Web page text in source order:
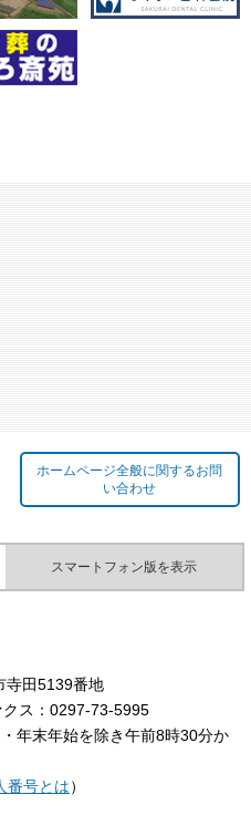
ホームページ全般に関するお問
い合わせ
スマートフォン版を表示
田5139番地
ス：0297-73-5995
年末年始を除き午前8時30分か
番号とは）